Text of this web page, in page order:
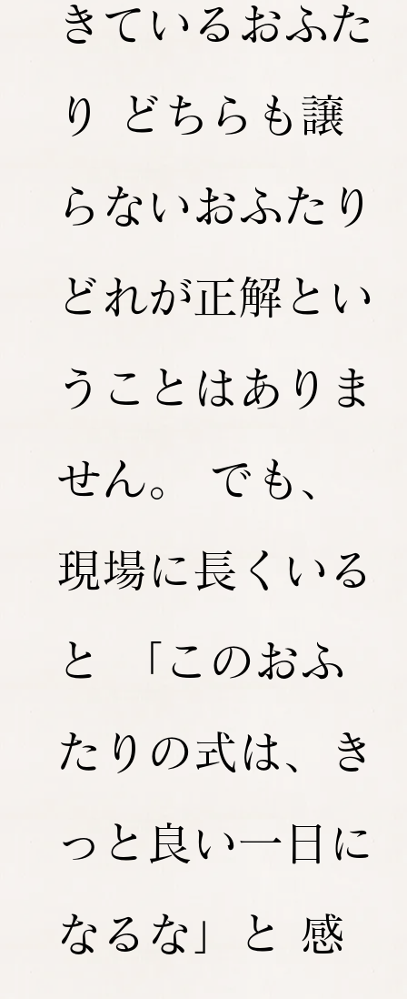
きているおふた
り どちらも譲
らないおふたり
どれが正解とい
うことはありま
せん。 でも、
現場に長くいる
と 「このおふ
たりの式は、き
っと良い一日に
なるな」と 感